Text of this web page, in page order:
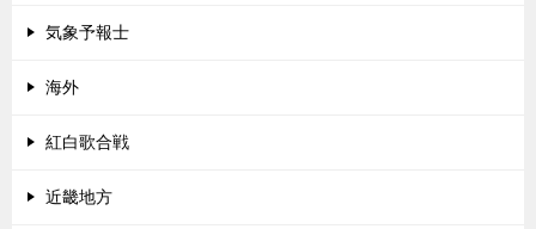
気象予報士
海外
紅白歌合戦
近畿地方